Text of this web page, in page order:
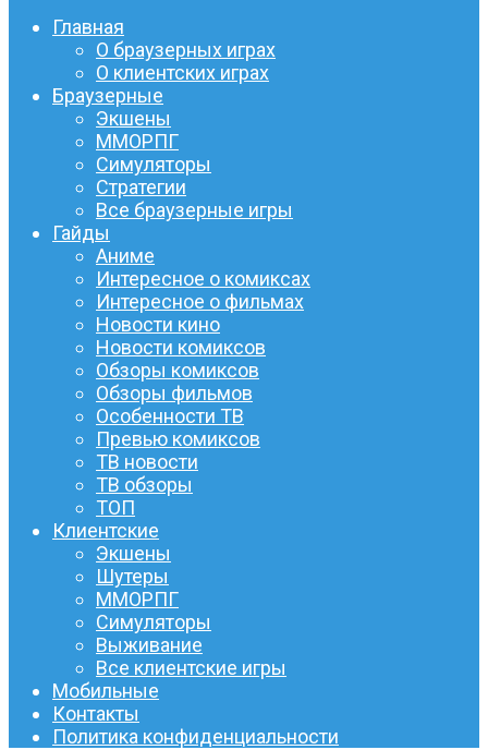
Главная
О браузерных играх
О клиентских играх
Браузерные
Экшены
ММОРПГ
Симуляторы
Стратегии
Все браузерные игры
Гайды
Аниме
Интересное о комиксах
Интересное о фильмах
Новости кино
Новости комиксов
Обзоры комиксов
Обзоры фильмов
Особенности ТВ
Превью комиксов
ТВ новости
ТВ обзоры
ТОП
Клиентские
Экшены
Шутеры
ММОРПГ
Симуляторы
Выживание
Все клиентские игры
Мобильные
Контакты
Политика конфиденциальности